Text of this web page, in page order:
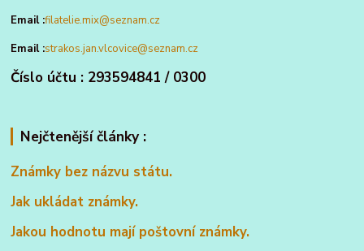
Email :filatelie.mix@seznam.cz
Email :strakos.jan.vlcovice@seznam.cz
Číslo účtu : 293594841 / 0300
Nejčtenější články :
Známky bez názvu státu.
Jak ukládat známky.
Jakou hodnotu mají poštovní známky.